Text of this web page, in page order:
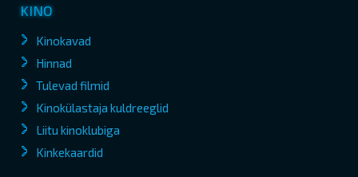
KINO
Kinokavad
Hinnad
Tulevad filmid
Kinokülastaja kuldreeglid
Liitu kinoklubiga
Kinkekaardid